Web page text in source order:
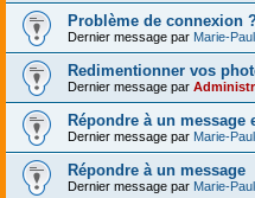
Problème de connexion
Dernier message par Marie-
Redimentionner vos
Dernier message par
Répondre à un
Dernier message par Marie-
Répondre à un message
Dernier message par Marie-